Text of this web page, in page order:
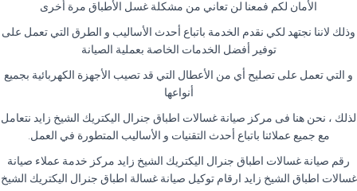
الأمان لكم فمعنا لن تعاني من مشكلة غسل الأطباق مرة أخرى
وذلك لاننا نجتهد لكي نقدم الخدمة باتباع أحدث الأساليب و الطرق التي تعمل على
توفير أفضل الخدمات الخاصة بعملية الصيانة
و التي تعمل على تصليح أي من الأعطال التي قد تصيب الأجهزة الكهربائية بجميع
أنواعها
لذلك ، نحن هنا فى مركز صيانة غسالات اطباق جنرال اليكتريك الشيخ زايد نتعامل
مع جميع عملائنا باتباع أحدث التقنيات و الأساليب المتطورة في العمل
رقم صيانة غسالات اطباق جنرال اليكتريك الشيخ زايد مركز خدمة عملاء صيانة
غسالات اطباق الشيخ زايد ارقام توكيل صيانة غسالة اطباق جنرال اليكتريك الشيخ